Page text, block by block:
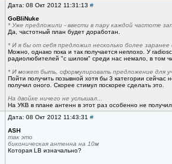
Дата: 08 Окт 2012 11:31:13 #
GoBliNuke
* Уже предложили - ввести в пару каждой частоте
Да, частотный план будет доработан.
* И я бы от себя предложил несколько более
Можно, однако пока и так получается неплохо. У
радиолюбителей "с шилом" среди нас немало, в том
* И может быть, сформулировать предложение для
Пойти получить позывной хотя бы 3 категории
получил оного. Скорее стимул поскорее сделать это.
На двойке ничего не услышал...
На УКВ в плане антенн в этот раз особенно не
Дата: 08 Окт 2012 11:43:31 #
ASH
так это
биконическая антенна на 10м
Которая LB изначально?